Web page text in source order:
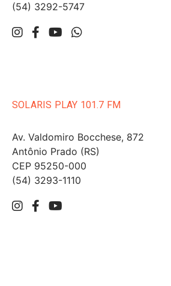
(54) 3292-5747
SOLARIS PLAY 101.7 FM
Av. Valdomiro Bocchese, 872
Antônio Prado (RS)
CEP 95250-000
(54) 3293-1110